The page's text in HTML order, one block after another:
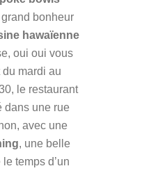
bonheur
hawaïenne
oui oui vous
du mardi au
le restaurant
dans une rue
avec une
, une belle
temps d’un